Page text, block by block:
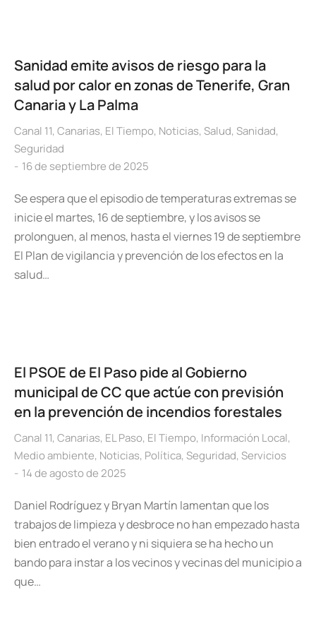
Sanidad emite avisos de riesgo para la
salud por calor en zonas de Tenerife, Gran
Canaria y La Palma
Canal 11, Canarias, El Tiempo, Noticias, Salud, Sanidad,
Seguridad
16 de septiembre de 2025
Se espera que el episodio de temperaturas extremas se
inicie el martes, 16 de septiembre, y los avisos se
prolonguen, al menos, hasta el viernes 19 de septiembre
El Plan de vigilancia y prevención de los efectos en la
salud…
El PSOE de El Paso pide al Gobierno
municipal de CC que actúe con previsión
en la prevención de incendios forestales
Canal 11, Canarias, EL Paso, El Tiempo, Información Local,
Medio ambiente, Noticias, Política, Seguridad, Servicios
14 de agosto de 2025
Daniel Rodríguez y Bryan Martín lamentan que los
trabajos de limpieza y desbroce no han empezado hasta
bien entrado el verano y ni siquiera se ha hecho un
bando para instar a los vecinos y vecinas del municipio a
que…